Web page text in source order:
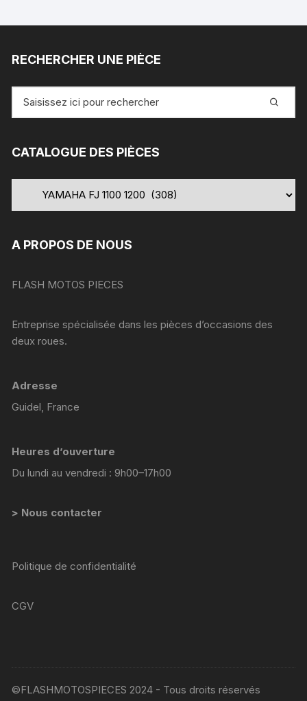
RECHERCHER UNE PIÈCE
pour
CATALOGUE DES PIÈCES
A PROPOS DE NOUS
FLASH MOTOS PIECES
Entreprise spécialisée dans les pièces d’occasions des
deux roues.
Adresse
Guidel, France
Heures d’ouverture
Du lundi au vendredi : 9h00–17h00
> Nous contacter
Politique de confidentialité
CGV
©FLASHMOTOSPIECES 2024 - Tous droits réservés